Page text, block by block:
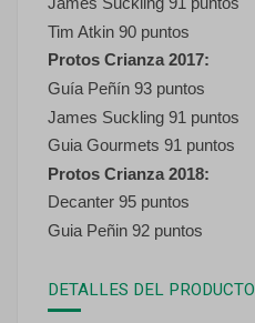
Tim Atkin 90 puntos
Protos Crianza 2017:
Guía Peñín 93 puntos
James Suckling 91 puntos
Guia Gourmets 91 puntos
Protos Crianza 2018:
Decanter 95 puntos
Guia Peñin 92 puntos
DETALLES DEL PRODUCTO